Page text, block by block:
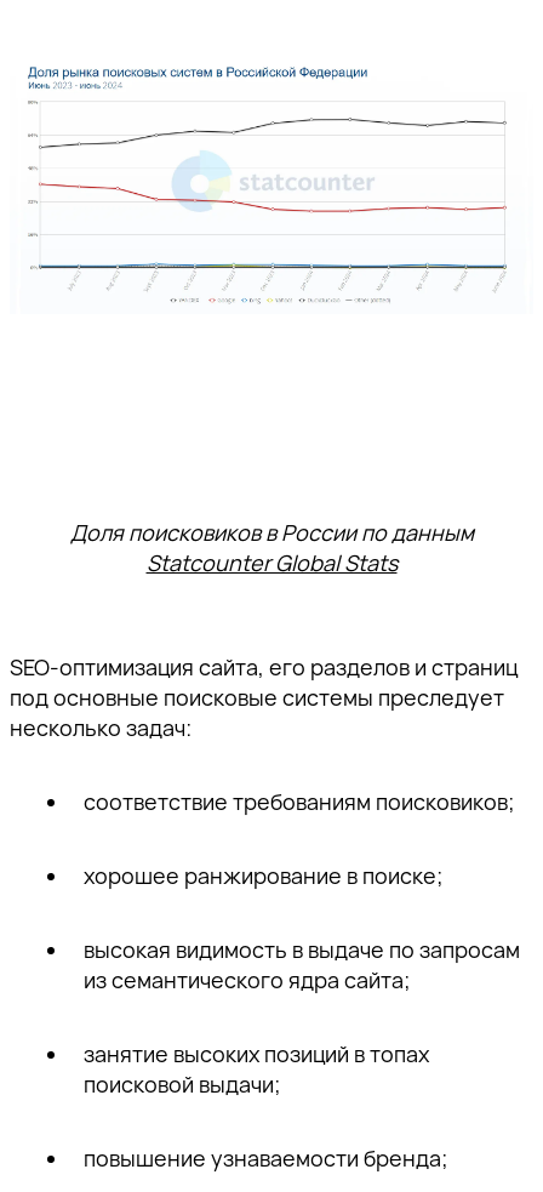
Доля поисковиков в России по данным
Statcounter Global Stats
SEO-оптимизация сайта, его разделов и страниц
под основные поисковые системы преследует
несколько задач:
соответствие требованиям поисковиков;
хорошее ранжирование в поиске;
высокая видимость в выдаче по запросам
из семантического ядра сайта;
занятие высоких позиций в топах
поисковой выдачи;
повышение узнаваемости бренда;